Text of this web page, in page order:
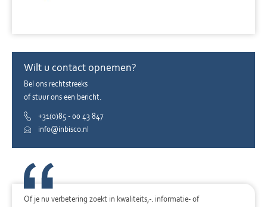
Wilt u contact opnemen?
Bel ons rechtstreeks
of stuur ons een bericht.
+31(0)85 - 00 43 847
info@inbisco.nl
Of je nu verbetering zoekt in kwaliteits,-. informatie- of